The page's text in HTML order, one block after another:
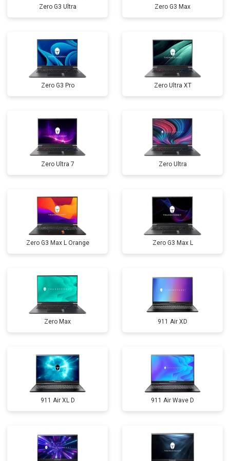
Замена северного моста от 3500 ₽
Zero G3 Ultra Zero G3 Max
Zero G3 Pro Zero Ultra XT
Zero Ultra 7 Zero Ultra
Zero G3 Max L Orange Zero G3 Max L
Zero Max 911 Air XD
911 Air XL D 911 Air Wave D